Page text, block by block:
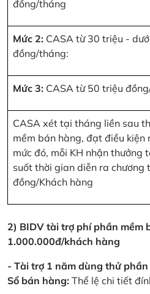
đồng/tháng
Mức 2: CASA từ 30 triệu -
đồng/tháng:
Mức 3: CASA từ 50 triệu
CASA xét tại tháng liền sau
mềm bán hàng, đạt điều kiện
mức đó, mỗi KH nhận thưởng
suốt thời gian diễn ra chương
đồng/Khách hàng
2) BIDV tài trợ phí phần mềm
1.000.000đ/khách hàng
- Tài trợ 1 năm dùng thử
Sổ bán hàng: Thể lệ chi tiết